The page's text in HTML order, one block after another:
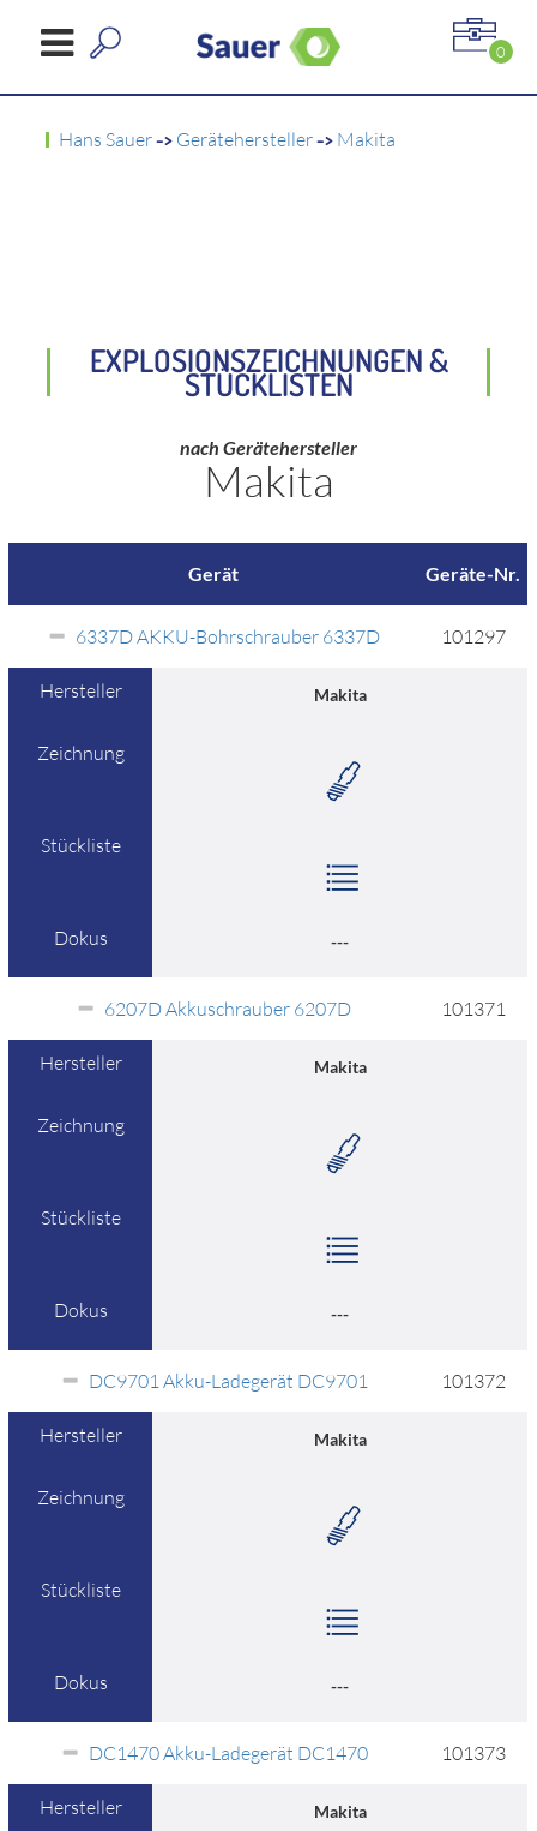
0
Hans Sauer-> Gerätehersteller-> Makita
EXPLOSIONSZEICHNUNGEN &
STÜCKLISTEN
nach Gerätehersteller
Makita
Gerät Geräte-Nr.
6337D AKKU-Bohrschrauber 6337D 101297
Hersteller Makita
Zeichnung
Stückliste
Dokus ---
6207D Akkuschrauber 6207D 101371
Hersteller Makita
Zeichnung
Stückliste
Dokus ---
DC9701 Akku-Ladegerät DC9701 101372
Hersteller Makita
Zeichnung
Stückliste
Dokus ---
DC1470 Akku-Ladegerät DC1470 101373
Hersteller Makita